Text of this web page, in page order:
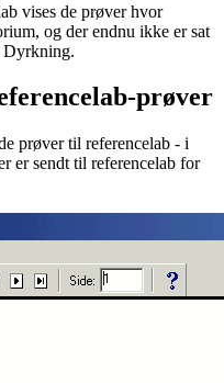
vises de prøver hvor
og der endnu ikke er sat
Dyrkning.
prøver
prøver til referencelab - i
er sendt til referencelab for